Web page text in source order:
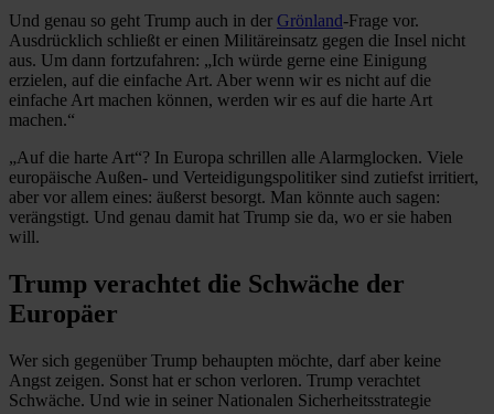
Und genau so geht Trump auch in der Grönland-Frage vor.
Ausdrücklich schließt er einen Militäreinsatz gegen die Insel nicht
aus. Um dann fortzufahren: „Ich würde gerne eine Einigung
erzielen, auf die einfache Art. Aber wenn wir es nicht auf die
einfache Art machen können, werden wir es auf die harte Art
machen.“
„Auf die harte Art“? In Europa schrillen alle Alarmglocken. Viele
europäische Außen- und Verteidigungspolitiker sind zutiefst irritiert,
aber vor allem eines: äußerst besorgt. Man könnte auch sagen:
verängstigt. Und genau damit hat Trump sie da, wo er sie haben
will.
Trump verachtet die Schwäche der
Europäer
Wer sich gegenüber Trump behaupten möchte, darf aber keine
Angst zeigen. Sonst hat er schon verloren. Trump verachtet
Schwäche. Und wie in seiner Nationalen Sicherheitsstrategie